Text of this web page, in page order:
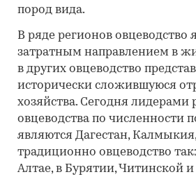
пород вида.
В ряде регионов овцеводство
затратным направлением в
в других овцеводство
исторически сложившуюся
хозяйства. Сегодня лидерами
овцеводства по численности
являются Дагестан,
традиционно овцеводство
Алтае, в Бурятии, Читинской